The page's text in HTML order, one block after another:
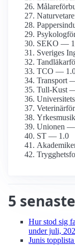
SEKO —
Sveriges
TCO —
Transport
Tull-Kust
Unionen
ST — 1.0
5
Hur stod sig
under juli,
Junis